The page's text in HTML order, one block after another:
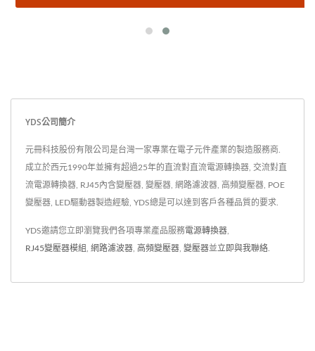
YDS公司簡介
元冊科技股份有限公司是台灣一家專業在電子元件產業的製造服務商.
成立於西元1990年並擁有超過25年的直流對直流電源轉換器, 交流對直
流電源轉換器, RJ45內含變壓器, 變壓器, 網路濾波器, 高頻變壓器, POE
變壓器, LED驅動器製造經驗, YDS總是可以達到客戶各種品質的要求.
YDS邀請您立即瀏覽我們各項專業產品服務電源轉換器
RJ45變壓器模組 網路濾波器 高頻變壓器 變壓器並 立即與我聯絡